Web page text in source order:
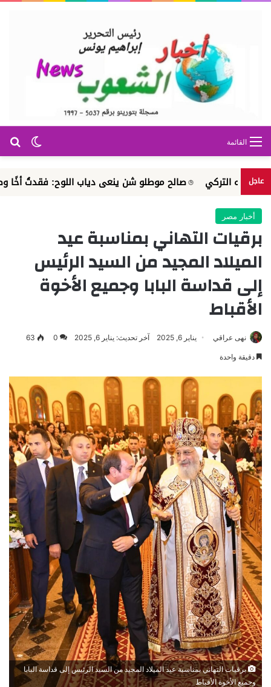
الوضع القائمة
عاجل صالح موطلو شن ينعى دياب اللوح: فقدتُ أخًا وصديقًا
أخبار مصر
برقيات التهاني بمناسبة عيد
الميلاد المجيد من السيد الرئيس
إلى قداسة البابا وجميع الأخوة
الأقباط
نهى عراقي يناير 6, 2025 آخر تحديث: يناير 6, 2025 0
63
دقيقة واحدة
برقيات التهاني بمناسبة عيد الميلاد المجيد من السيد الرئيس إلى قداسة البابا
وجميع الأخوة الأقباط